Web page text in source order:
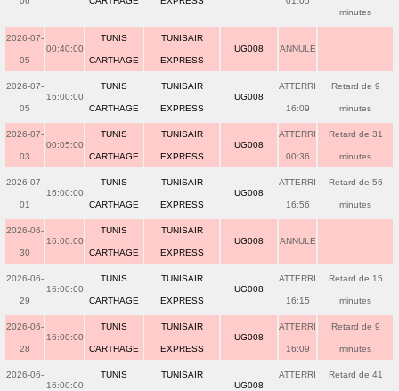
minutes
2026-07-
05
00:40:00
TUNIS
CARTHAGE
TUNISAIR
EXPRESS
UG008 ANNULE
2026-07-
05
16:00:00
TUNIS
CARTHAGE
TUNISAIR
EXPRESS
UG008
ATTERRI
16:09
Retard de 9
minutes
2026-07-
03
00:05:00
TUNIS
CARTHAGE
TUNISAIR
EXPRESS
UG008
ATTERRI
00:36
Retard de 31
minutes
2026-07-
01
16:00:00
TUNIS
CARTHAGE
TUNISAIR
EXPRESS
UG008
ATTERRI
16:56
Retard de 56
minutes
2026-06-
30
16:00:00
TUNIS
CARTHAGE
TUNISAIR
EXPRESS
UG008 ANNULE
2026-06-
29
16:00:00
TUNIS
CARTHAGE
TUNISAIR
EXPRESS
UG008
ATTERRI
16:15
Retard de 15
minutes
2026-06-
28
16:00:00
TUNIS
CARTHAGE
TUNISAIR
EXPRESS
UG008
ATTERRI
16:09
Retard de 9
minutes
2026-06-
16:00:00
TUNIS TUNISAIR
UG008
ATTERRI Retard de 41